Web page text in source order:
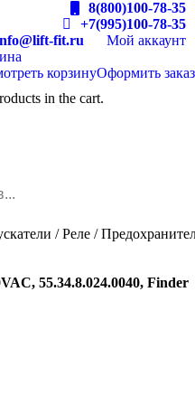
8(800)100-78-35
+7(995)100-78-35
fit.ru
Мой аккаунт
корзинуОформить заказ
in the cart.
/ Реле /
55.34.8.024.0040, Finder